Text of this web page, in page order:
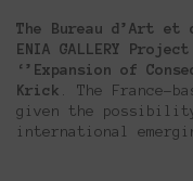
The Bureau d’Art et
ΕΝΙΑ GALLERY
‘’Expansion of
Krick . The France-
given the
international